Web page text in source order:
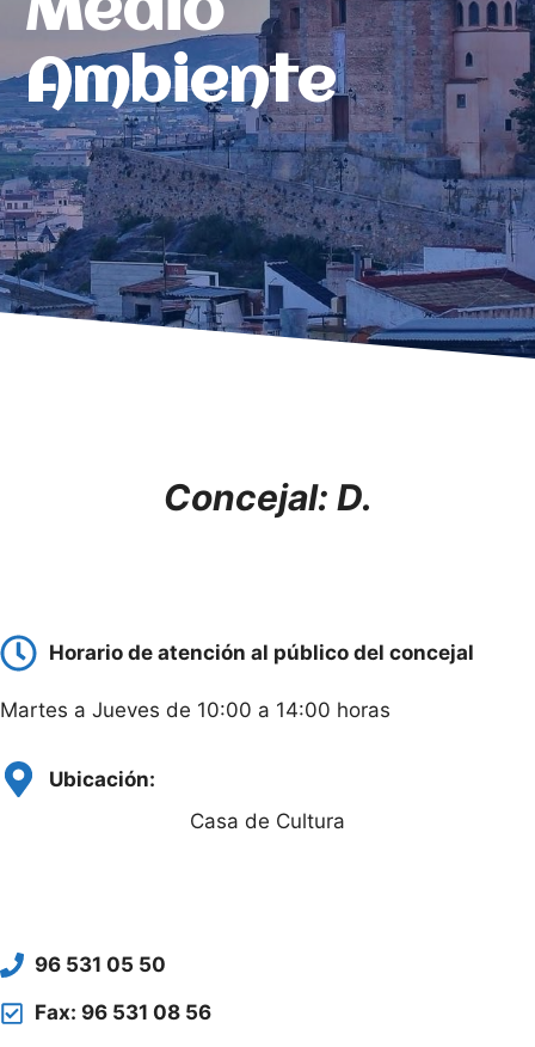
Medio
Ambiente
Concejal: D.
Horario de atención al público del concejal
Martes a Jueves de 10:00 a 14:00 horas
Ubicación:
Casa de Cultura
96 531 05 50
Fax: 96 531 08 56